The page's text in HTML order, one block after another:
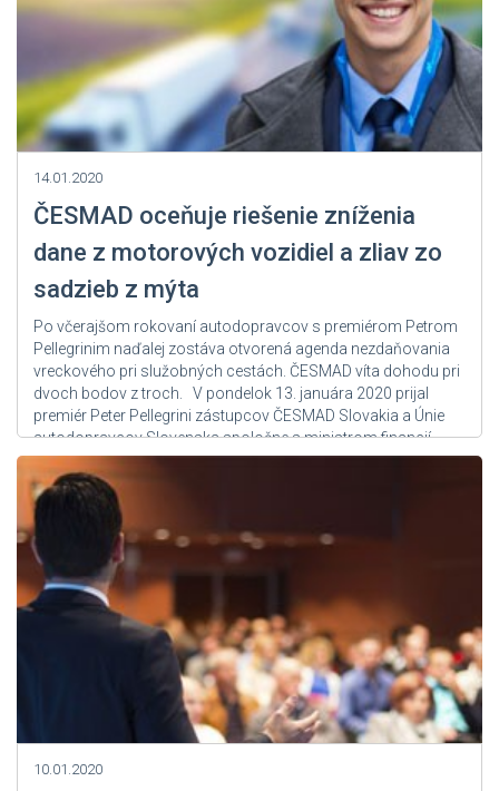
14.01.2020
ČESMAD oceňuje riešenie zníženia
dane z motorových vozidiel a zliav zo
sadzieb z mýta
Po včerajšom rokovaní autodopravcov s premiérom Petrom
Pellegrinim naďalej zostáva otvorená agenda nezdaňovania
vreckového pri služobných cestách. ČESMAD víta dohodu pri
dvoch bodov z troch. V pondelok 13. januára 2020 prijal
premiér Peter Pellegrini zástupcov ČESMAD Slovakia a Únie
autodopravcov Slovenska spoločne s ministrom financií
Ladislavom Kamenickým, ministrom dopravy Árpádom
Érsekom, ministerkou vnútra Denisou...
10.01.2020